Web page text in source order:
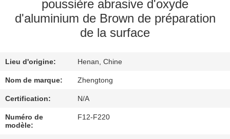
VISITE
D'USINE
DE
QUALITÉ
CONTACTEZ-
poussière abrasive d'oxyde
d'aluminium de Brown de préparation
de la surface
Lieu d'origine: Henan, Chine
Nom de marque: Zhengtong
Certification: N/A
Numéro de
modèle:
F12-F220